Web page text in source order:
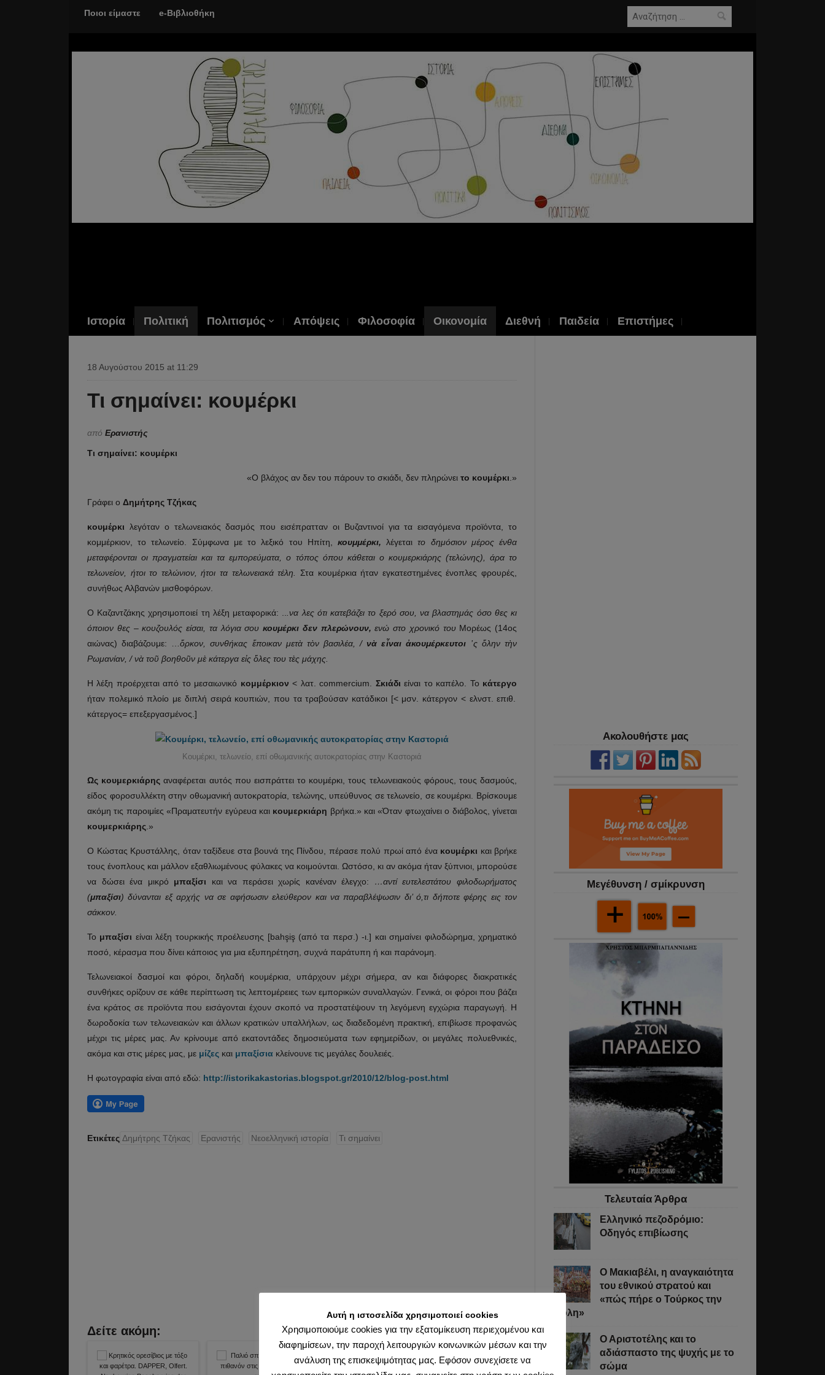
Ποιοι είμαστε e-Βιβλιοθήκη
Αναζήτηση
για:
Ιστορία Πολιτική Πολιτισμός Απόψεις Φιλοσοφία Οικονομία Διεθνή Παιδεία Επιστήμες
18 Αυγούστου 2015 at 11:29
Τι σημαίνει: κουμέρκι
από Ερανιστής
Τι σημαίνει: κουμέρκι
«Ο βλάχος αν δεν του πάρουν το σκιάδι, δεν πληρώνει το κουμέρκι .»
Γράφει ο Δημήτρης Τζήκας
κουμέρκι λεγόταν ο τελωνειακός δασμός που εισέπρατταν οι Βυζαντινοί για τα εισαγόμενα προϊόντα, το
κομμέρκιον, το τελωνείο. Σύμφωνα με το λεξικό του Ηπίτη, κουμμέρκι, λέγεται το δημόσιον μέρος ένθα
μεταφέρονται οι πραγματείαι και τα εμπορεύματα, ο τόπος όπου κάθεται ο κουμερκιάρης (τελώνης), άρα το
τελωνείον, ήτοι το τελώνιον, ήτοι τα τελωνειακά τέλη. Στα κουμέρκια ήταν εγκατεστημένες ένοπλες φρουρές,
συνήθως Αλβανών μισθοφόρων.
Ο Καζαντζάκης χρησιμοποιεί τη λέξη μεταφορικά: ..
.να λες ότι κατεβάζει το ξερό σου, να βλαστημάς όσο θες κι
όποιον θες – κουζουλός είσαι, τα λόγια σου κουμέρκι δεν πλερώνουν,ενώ στο χρονικό του Μορέως (14ος
αιώνας) διαβάζουμε: …ὅρκον, συνθήκας ἔποικαν μετὰτὸν βασιλέα, / νὰ εἶναι ἀκουμέρκευτοι ᾿ς ὅλην τὴν
Ρωμανίαν, / νὰ τοῦ βοηθοῦν μὲ κάτεργα εἰς ὅλες του τὲς μάχης.
Η λέξη προέρχεται από το μεσαιωνικό κομμέρκιον < λατ. commercium. Σκιάδι είναι το καπέλο. Το κάτεργο
ήταν πολεμικό πλοίο με διπλή σειρά κουπιών, που τα τραβούσαν κατάδικοι [< μσν. κάτεργον < ελνστ. επιθ.
κάτεργος= επεξεργασμένος.]
Κουμέρκι, τελωνείο, επί οθωμανικής αυτοκρατορίας στην Καστοριά
Ως κουμερκιάρηςαναφέρεται αυτός που εισπράττει το κουμέρκι, τους τελωνειακούς φόρους, τους δασμούς,
είδος φοροσυλλέκτη στην οθωμανική αυτοκρατορία, τελώνης, υπεύθυνος σε τελωνείο, σε κουμέρκι. Βρίσκουμε
ακόμη τις παροιμίες «Πραματευτήν εγύρευα και κουμερκιάρη βρήκα.» και «Όταν φτωχαίνει ο διάβολος, γίνεται
κουμερκιάρης .»
Ο Κώστας Κρυστάλλης, όταν ταξίδευε στα βουνά της Πίνδου, πέρασε πολύ πρωί από ένα κουμέρκι και βρήκε
τους ένοπλους και μάλλον εξαθλιωμένους φύλακες να κοιμούνται. Ωστόσο, κι αν ακόμα ήταν ξύπνιοι, μπορούσε
να δώσει ένα μικρό μπαξίσι και να περάσει χωρίς κανέναν έλεγχο: …αντί ευτελεστάτου φιλοδωρήματος
(μπαξίσι) δύνανται εξ αρχής να σε αφήσωσιν ελεύθερον και να παραβλέψωσιν δι’ ό,τι δήποτε φέρης εις τον
σάκκον.
Το μπαξίσι είναι λέξη τουρκικής προέλευσης [bahşiş (από τα περσ.) -ι.] και σημαίνει φιλοδώρημα, χρηματικό
ποσό, κέρασμα που δίνει κάποιος για μια εξυπηρέτηση, συχνά παράτυπη ή και παράνομη.
Τελωνειακοί δασμοί και φόροι, δηλαδή κουμέρκια, υπάρχουν μέχρι σήμερα, αν και διάφορες διακρατικές
συνθήκες ορίζουν σε κάθε περίπτωση τις λεπτομέρειες των εμπορικών συναλλαγών. Γενικά, οι φόροι που βάζει
ένα κράτος σε προϊόντα που εισάγονται έχουν σκοπό να προστατέψουν τη λεγόμενη εγχώρια παραγωγή. Η
δωροδοκία των τελωνειακών και άλλων κρατικών υπαλλήλων, ως διαδεδομένη πρακτική, επιβίωσε προφανώς
μέχρι τις μέρες μας. Αν κρίνουμε από εκατοντάδες δημοσιεύματα των εφημερίδων, οι μεγάλες πολυεθνικές,
ακόμα και στις μέρες μας, με μίζες και μπαξίσια κλείνουνε τις μεγάλες δουλειές.
Η φωτογραφία είναι από εδώ: http://istorikakastorias.blogspot.gr/2010/12/blog-post.html
Ετικέτες Δημήτρης Τζήκας Ερανιστής Νεοελληνική ιστορία Τι σημαίνει
Δείτε ακόμη:
Ακολουθήστε μας
Mεγέθυνση / σμίκρυνση
Τελευταία Άρθρα
Ελληνικό πεζοδρόμιο:
Οδηγός επιβίωσης
Ο Μακιαβέλι, η αναγκαιότητα
του εθνικού στρατού και
«πώς πήρε ο Τούρκος την
Πόλη»
Ο Αριστοτέλης και το
αδιάσπαστο της ψυχής με το
σώμα
Αυτή η ιστοσελίδα χρησιμοποιεί cookies
Χρησιμοποιούμε cookies για την εξατομίκευση περιεχομένου και
διαφημίσεων, την παροχή λειτουργιών κοινωνικών μέσων και την
ανάλυση της επισκεψιμότητας μας. Εφόσον συνεχίσετε να